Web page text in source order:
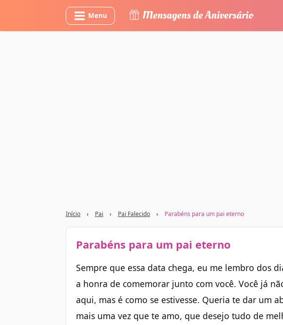
Menu
Início › Pai › Pai Falecido › Parabéns para um pai eterno
Parabéns para um pai eterno
Sempre que essa data chega, eu me lembro dos
a honra de comemorar junto com você. Você já
aqui, mas é como se estivesse. Queria te dar um
mais uma vez que te amo, que desejo tudo de